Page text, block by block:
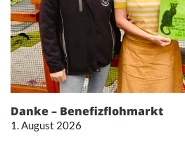
Danke – Benefizflohmarkt
1. August 2026